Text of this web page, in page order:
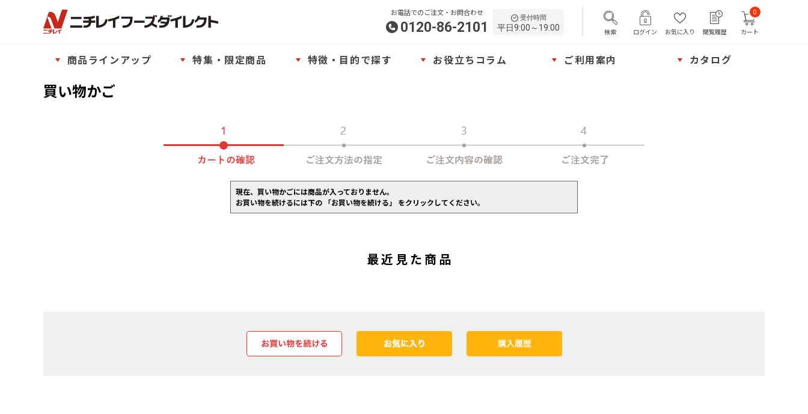
お電話でのご注文・お問合わせ
0120-86-2101
受付時間
平日9:00～19:00 検索 ログイン お気に入り 閲覧履歴 カート
0
商品ラインアップ 特集・限定商品 特徴・目的で探す お役立ちコラム ご利用案内 カタログ
買い物かご
現在、買い物かごには商品が入っておりません。
お買い物を続けるには下の 「お買い物を続ける」 をクリックしてください。
最近見た商品